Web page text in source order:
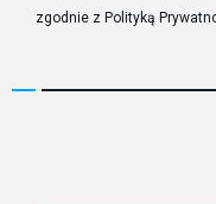
zgodnie z Polityką